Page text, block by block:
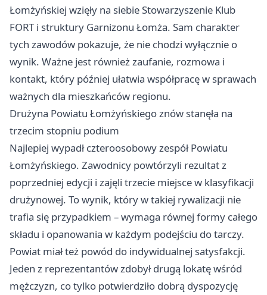
Łomżyńskiej wzięły na siebie Stowarzyszenie Klub
FORT i struktury Garnizonu Łomża. Sam charakter
tych zawodów pokazuje, że nie chodzi wyłącznie o
wynik. Ważne jest również zaufanie, rozmowa i
kontakt, który później ułatwia współpracę w sprawach
ważnych dla mieszkańców regionu.
Drużyna Powiatu Łomżyńskiego znów stanęła na
trzecim stopniu podium
Najlepiej wypadł czteroosobowy zespół Powiatu
Łomżyńskiego. Zawodnicy powtórzyli rezultat z
poprzedniej edycji i zajęli trzecie miejsce w klasyfikacji
drużynowej. To wynik, który w takiej rywalizacji nie
trafia się przypadkiem – wymaga równej formy całego
składu i opanowania w każdym podejściu do tarczy.
Powiat miał też powód do indywidualnej satysfakcji.
Jeden z reprezentantów zdobył drugą lokatę wśród
mężczyzn, co tylko potwierdziło dobrą dyspozycję